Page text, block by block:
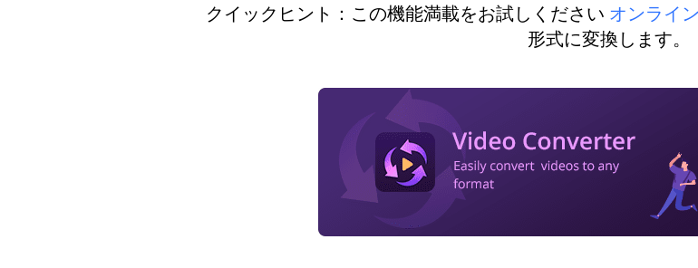
クイックヒント：この機能満載をお試しください オンライ
形式に変換します。